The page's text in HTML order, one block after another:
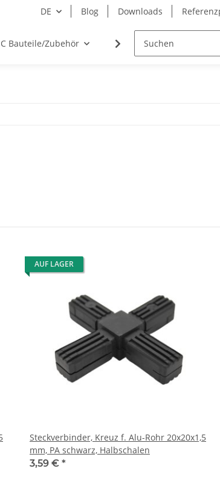
DE Blog Downloads
Bauteile/Zubehör Elektro
AUF LAGER
Steckverbinder, Kreuz f. Alu-Rohr 20x20x1,5
mm, PA schwarz, Halbschalen
3,59 € *